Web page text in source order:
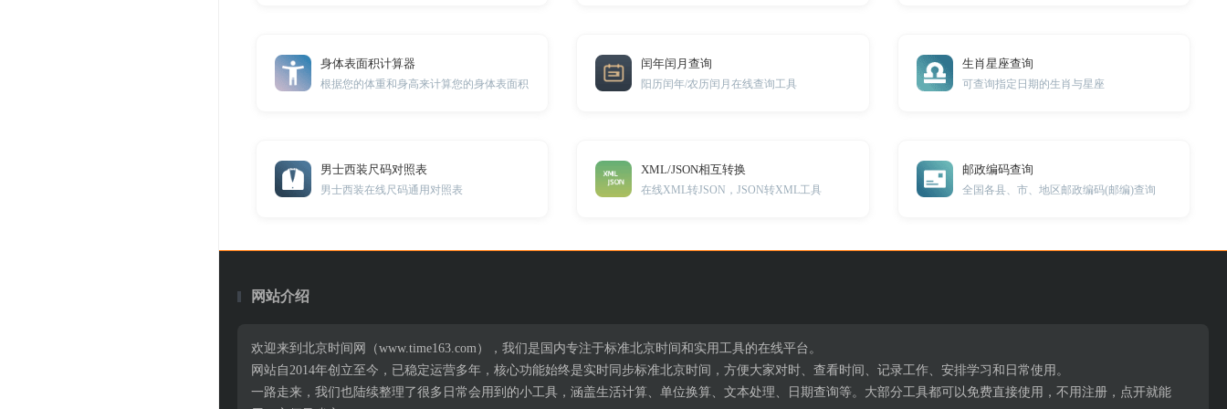
身体表面积计算器
根据您的体重和身高来计算您的身体表面积
闰年闰月查询
阳历闰年/农历闰月在线查询工具
生肖星座查询
可查询指定日期的生肖与星座
男士西装尺码对照表
男士西装在线尺码通用对照表
XML/JSON相互转换
在线XML转JSON，JSON转XML工具
邮政编码查询
全国各县、市、地区邮政编码(邮编)查询
网站介绍
欢迎来到北京时间网（www.time163.com），我们是国内专注于标准北京时间和实用工具的在线平台。
网站自2014年创立至今，已稳定运营多年，核心功能始终是实时同步标准北京时间，方便大家对时、查看时间、记录工作、安排学习和日常使用。
一路走来，我们也陆续整理了很多日常会用到的小工具，涵盖生活计算、单位换算、文本处理、日期查询等。大部分工具都可以免费直接使用，不用注册，点开就能